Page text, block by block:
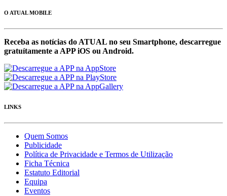
O ATUAL MOBILE
Receba as notícias do ATUAL no seu Smartphone, descarregue
gratuítamente a APP iOS ou Android.
LINKS
Quem Somos
Publicidade
Política de Privacidade e Termos de Utilização
Ficha Técnica
Estatuto Editorial
Equipa
Eventos